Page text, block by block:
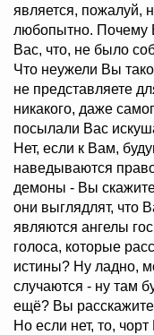
является, пожалуй,
любопытно. Почему
Вас, что, не было
Что неужели Вы
не представляете
никакого, даже
посылали Вас
Нет, если к Вам,
наведываются
демоны - Вы
они выглядлят, что
являются ангелы
голоса, которые
истины? Ну ладно,
случаются - ну там
ещё? Вы
Но если нет, то,